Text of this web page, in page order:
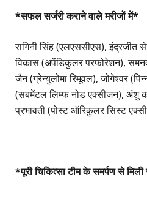
*सफल सर्जरी कराने वाले मरीजों में*
रागिनी सिंह (एलएससीएस), इंद्रजीत
विकास (अपेंडिकुलर परफोरेशन),
जैन (ग्रेन्युलोमा रिमूवल), जोगेश्वर
(सबमेंटल लिम्फ नोड एक्सीजन), अंशु
प्रभावती (पोस्ट ऑरिकुलर सिस्ट
*पूरी चिकित्सा टीम के समर्पण से